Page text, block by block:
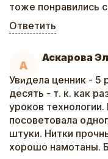
тоже понравились
Ответить
А
Аскарова
Увидела ценник - 5
десять - т. к. как
уроков
посоветовала
штуки. Нитки
хорошо намотаны.